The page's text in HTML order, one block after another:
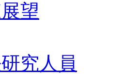
望
究人員